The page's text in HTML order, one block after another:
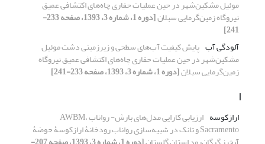
موئیل مشکین‌شهر در حین عملیات حفاری چاه‌های اکتشافی عمیق
نیروگاه زمین‌گرمایی سبلان [دوره 1، شماره 3، 1393، صفحه 233-
241]
آلودگی آب پایش کیفیت آب‌های سطحی و زیرزمینی دشت موئیل
مشکین‌شهر در حین عملیات حفاری چاه‌های اکتشافی عمیق نیروگاه
زمین‌گرمایی سبلان[دوره 1، شماره 3، 1393، صفحه 233-241]
ا
ارازکوسه ارزیابی کارایی مدل‌های بارش- رواناب AWBM،
Sacramento و تانک در شبیه‌سازی رواناب رودخانۀ ارازکوسۀ حوضۀ